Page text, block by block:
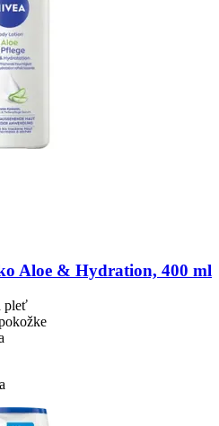
Aloe & Hydration, 400 ml
pleť